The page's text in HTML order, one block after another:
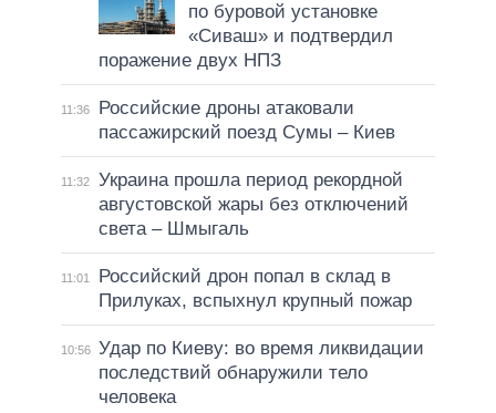
по буровой установке
«Сиваш» и подтвердил
поражение двух НПЗ
11:36
Российские дроны атаковали
пассажирский поезд Сумы – Киев
11:32
Украина прошла период рекордной
августовской жары без отключений
света – Шмыгаль
11:01
Российский дрон попал в склад в
Прилуках, вспыхнул крупный пожар
10:56 Удар по Киеву: во время ликвидации
последствий обнаружили тело
человека